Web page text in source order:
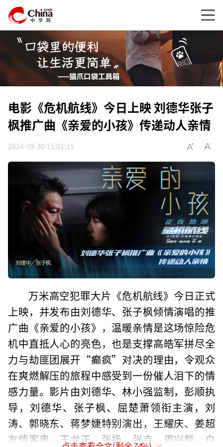
电影《危机航线》今日上映 刘德华张子
枫推广曲《亲爱的小孩》传递动人亲情
2024-09-30 15:01:15
万米高空犯罪大片《危机航线》今日正式
上映，并发布由刘德华、张子枫倾情演唱的推
广曲《亲爱的小孩》，温暖亲情是这场惊险危
机中直抵人心的亮色，也是支撑高皓军拼尽全
力与劫匪团展开“癫疯”对决的理由，令观众
在爽燃解压的旅程中感受到一份催人泪下的情
感力量。影片由刘德华、林小强监制，彭顺执
导，刘德华、张子枫、屈楚萧领衔主演，刘
涛、郭晓东、蒋梦婕特别演出，王耀庆、姜超
友情客串，王龙正、张扬、张垚、周兴哲、白